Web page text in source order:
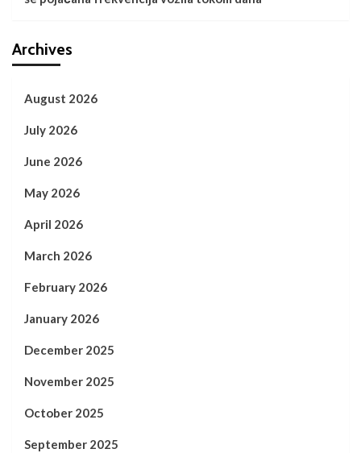
Archives
August 2026
July 2026
June 2026
May 2026
April 2026
March 2026
February 2026
January 2026
December 2025
November 2025
October 2025
September 2025